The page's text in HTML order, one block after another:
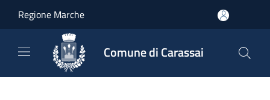
Regione Marche
Comune di Carassai